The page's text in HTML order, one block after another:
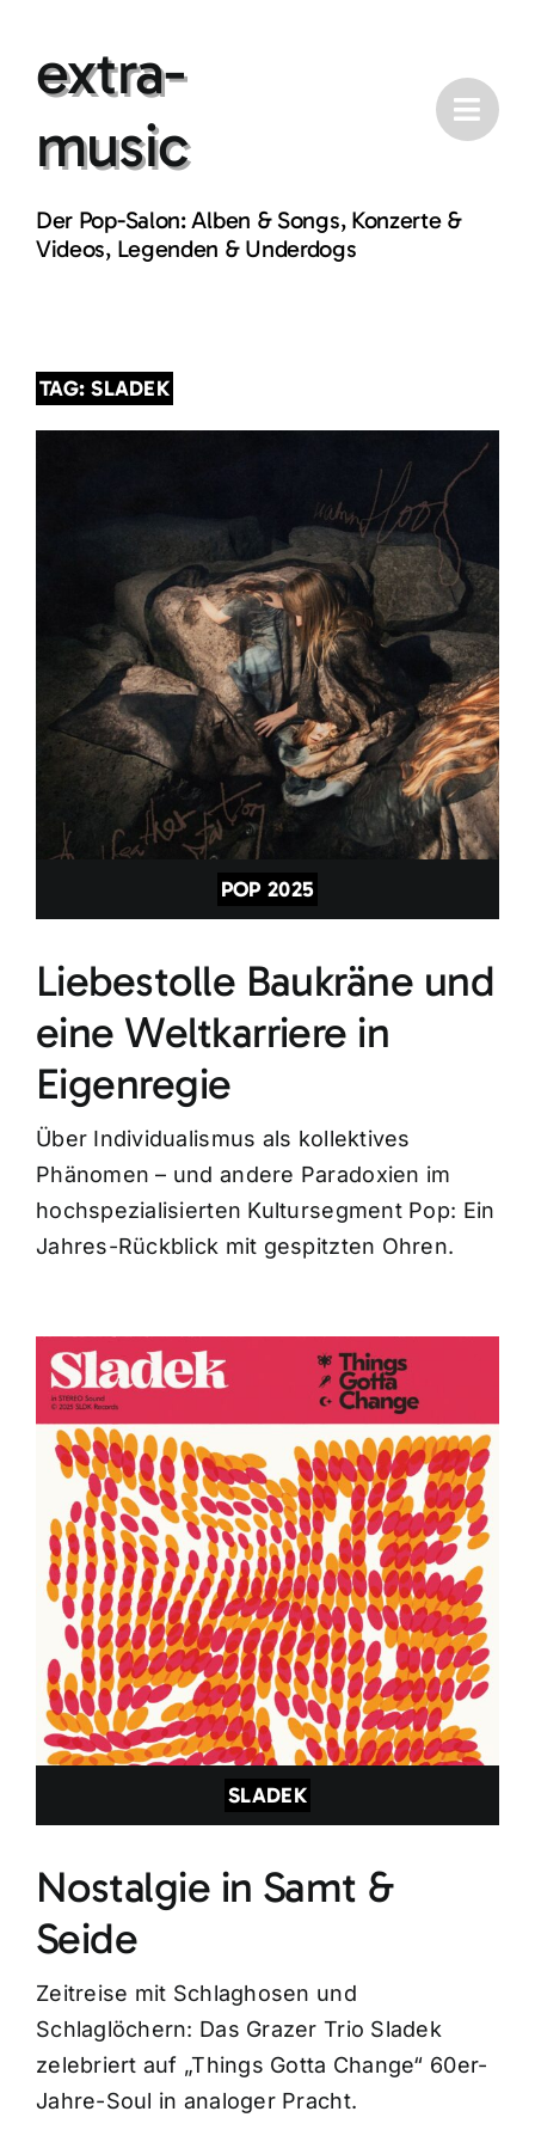
contentextra-
music
Der Pop-Salon: Alben & Songs, Konzerte &
Videos, Legenden & Underdogs
TAG: SLADEK
POP 2025
Liebestolle Baukräne und
eine Weltkarriere in
Eigenregie
Über Individualismus als kollektives
Phänomen – und andere Paradoxien im
hochspezialisierten Kultursegment Pop: Ein
Jahres-Rückblick mit gespitzten Ohren.
SLADEK
Nostalgie in Samt &
Seide
Zeitreise mit Schlaghosen und
Schlaglöchern: Das Grazer Trio Sladek
zelebriert auf „Things Gotta Change“ 60er-
Jahre-Soul in analoger Pracht.